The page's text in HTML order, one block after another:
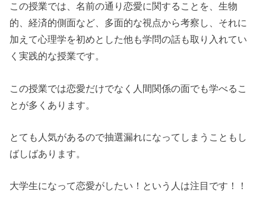
この授業では、名前の通り恋愛に関することを、生物
的、経済的側面など、多面的な視点から考察し、それに
加えて心理学を初めとした他も学問の話も取り入れてい
く実践的な授業です。
この授業では恋愛だけでなく人間関係の面でも学べるこ
とが多くあります。
とても人気があるので抽選漏れになってしまうこともし
ばしばあります。
大学生になって恋愛がしたい！という人は注目です！！